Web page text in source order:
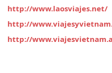
http://www.laosviajes.net/
http://
http://